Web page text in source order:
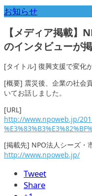
お知らせ
【メディア掲載】
のインタビューが
[タイトル] 復興支援で変化
[概要] 震災後、企業の社会
いてお話しました。
[URL]
http://www.npoweb.jp/
[掲載先] NPO法人シーズ・
http://www.npoweb.jp/
Tweet
Share